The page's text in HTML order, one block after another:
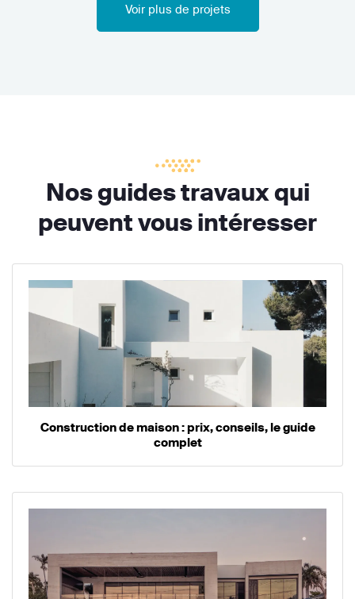
Voir plus de projets
Nos guides travaux qui
peuvent vous intéresser
Construction de maison : prix, conseils, le guide
complet